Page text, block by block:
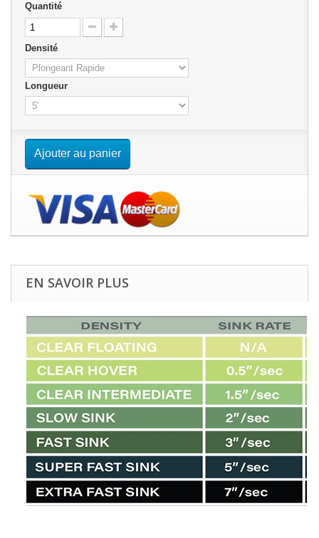
Quantité
Densité
Longueur
Ajouter au panier
EN SAVOIR PLUS